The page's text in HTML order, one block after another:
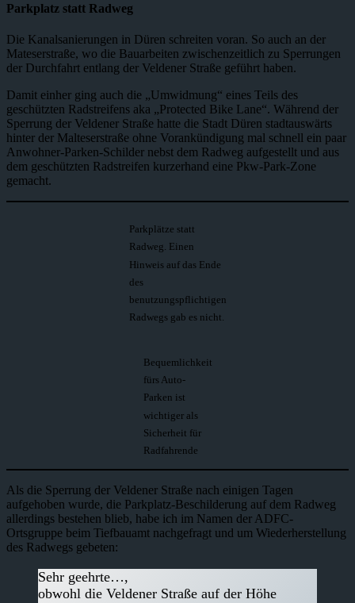
Parkplatz statt Radweg
Die Kanalsanierungen in Düren schreiten voran. So auch an der
Mateserstraße, wo die Bauarbeiten zwischenzeitlich zu Sperrungen
der Durchfahrt entlang der Veldener Straße geführt haben.
Damit einher ging auch die „Umwidmung“ eines Teils des
geschützten Radstreifens aka „Protected Bike Lane“. Während der
Sperrung der Veldener Straße hatte die Stadt Düren stadtauswärts
hinter der Malteserstraße ohne Vorankündigung mal schnell ein paar
Anwohner-Parken-Schilder nebst dem Radweg aufgestellt und aus
dem geschützten Radstreifen kurzerhand eine Pkw-Park-Zone
gemacht.
Parkplätze statt
Radweg. Einen
Hinweis auf das Ende
des
benutzungspflichtigen
Radwegs gab es nicht.
Bequemlichkeit
fürs Auto-
Parken ist
wichtiger als
Sicherheit für
Radfahrende
Als die Sperrung der Veldener Straße nach einigen Tagen
aufgehoben wurde, die Parkplatz-Beschilderung auf dem Radweg
allerdings bestehen blieb, habe ich im Namen der ADFC-
Ortsgruppe beim Tiefbauamt nachgefragt und um Wiederherstellung
des Radwegs gebeten:
Sehr geehrte…,
obwohl die Veldener Straße auf der Höhe